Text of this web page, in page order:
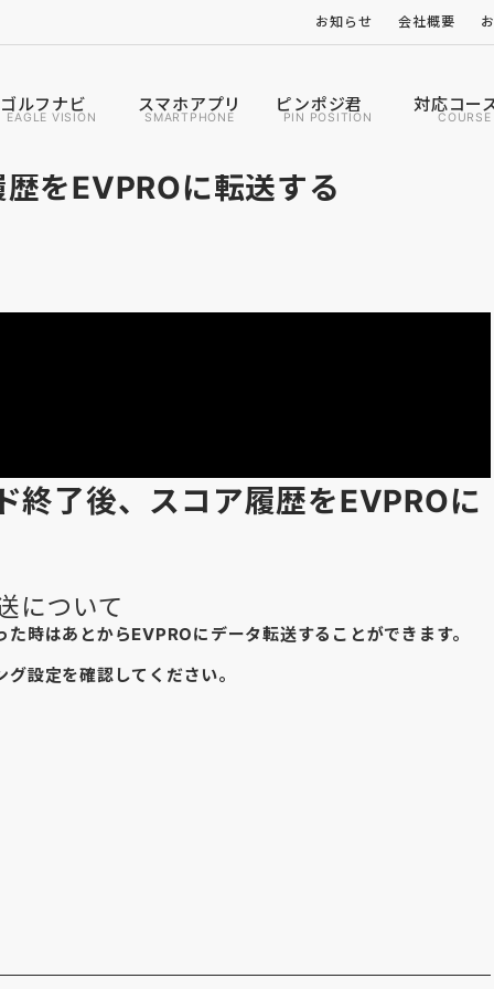
お知らせ 会社概要
ゴルフナビ
EAGLE VISION
スマホアプリ
SMARTPHONE
ピンポジ君
PIN POSITION
対応コー
COURSE
をEVPROに転送する
了後、スコア履歴をEVPROに
について
時はあとからEVPROにデータ転送することができます。
設定を確認してください。